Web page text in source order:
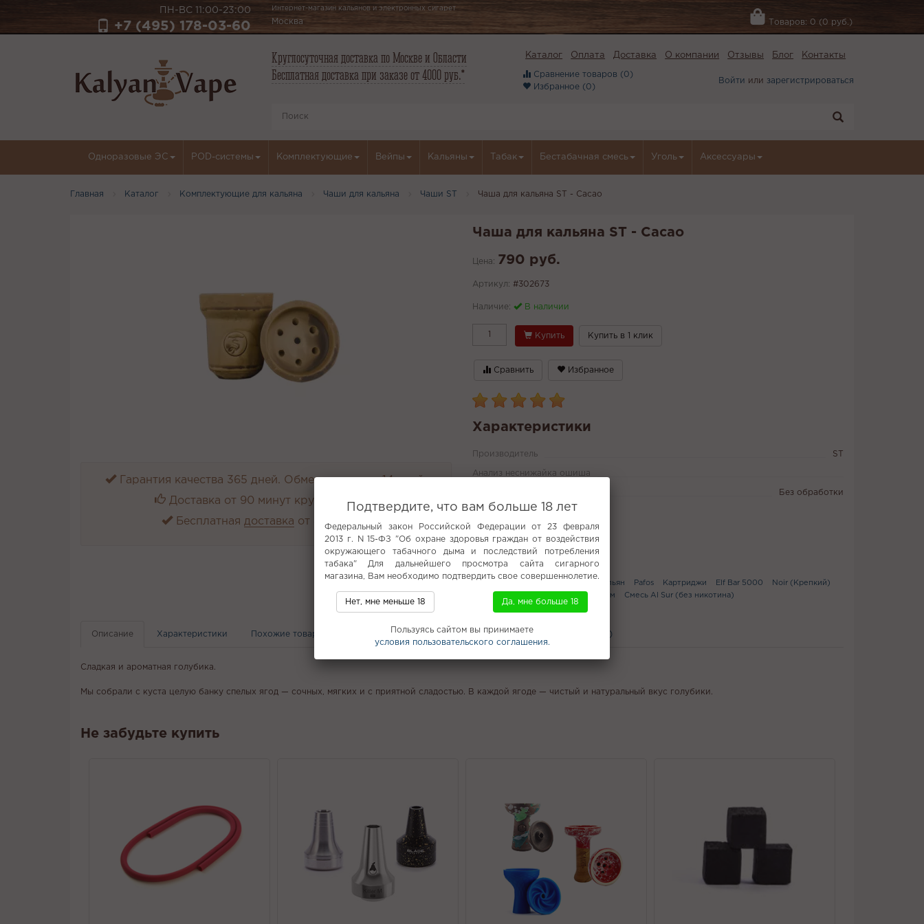
ПН-ВС 11:00-23:00
+7 (495) 178-03-60
Интернет-магазин кальянов и электронных сигарет
Москва Товаров: 0 (0 руб.)
Круглосуточная доставка по Москве и Области
Бесплатная доставка при заказе от 4000 руб.*
Каталог Оплата Доставка О компании Отзывы Блог Контакты
Сравнение товаров (0)
Избранное (0)
Войти или зарегистрироваться
Одноразовые ЭС POD-системы Комплектующие Вейпы Кальяны Табак Бестабачная смесь Уголь Аксессуары
Главная Каталог Комплектующие для кальяна Чаши для кальяна Чаши ST Чаша для кальяна ST - Cacao
Гарантия качества 365 дней. Обмен и возврат 14 дней.
Доставка от 90 минут круглосуточно
Бесплатная доставка от 4000 руб.
Чаша для кальяна ST - Cacao
Цена: 790 руб.
Артикул: #302673
Наличие: В наличии
Купить Купить в 1 клик
Сравнить Избранное
Характеристики
Производитель ST
Анализ неснижайка ошиша
Без обработки
Все характеристики
Популярное
АРТ кальян Pafos Картриджи Elf Bar 5000
Noir (Крепкий)
Кальяны с доставкой в Дзержинском
Смесь Al Sur (без никотина)
Печенье с молоком (жидкости)
Описание Характеристики Похожие товары С этим покупают Вам может понравится Отзывы (0)
Сладкая и ароматная голубика.
Мы собрали с куста целую банку спелых ягод — сочных, мягких и с приятной сладостью. В каждой ягоде — чистый и натуральный вкус голубики.
Не забудьте купить
Подтвердите, что вам больше 18 лет
Федеральный закон Российской Федерации от 23 февраля
2013 г. N 15-ФЗ "Об охране здоровья граждан от воздействия
окружающего табачного дыма и последствий потребления
табака" Для дальнейшего просмотра сайта сигарного
магазина, Вам необходимо подтвердить свое совершеннолетие.
Нет, мне меньше 18 Да, мне больше 18
Пользуясь сайтом вы принимаете
условия пользовательского соглашения.